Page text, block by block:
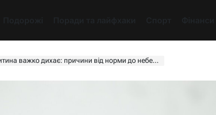
важко дихає: причини від норми до небезпеки